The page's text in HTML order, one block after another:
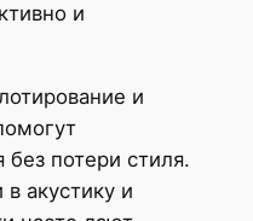
и
и
без потери стиля.
акустику и